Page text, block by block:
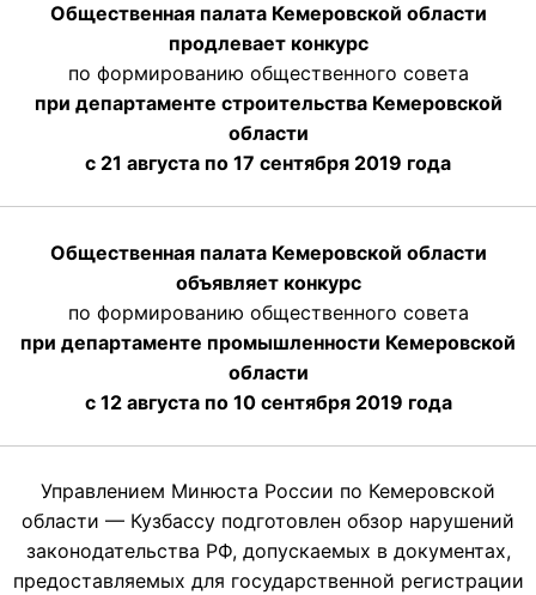
Общественная палата Кемеровской области
продлевает конкурс
по формированию общественного совета
при департаменте строительства Кемеровской
области
с 21 августа по 17 сентября 2019 года
Общественная палата Кемеровской области
объявляет конкурс
по формированию общественного совета
при департаменте промышленности Кемеровской
области
с 12 августа по 10 сентября 2019 года
Управлением Минюста России по Кемеровской
области — Кузбассу подготовлен обзор нарушений
законодательства РФ, допускаемых в документах,
предоставляемых для государственной регистрации